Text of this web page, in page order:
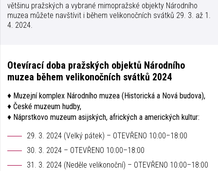
většinu pražských a vybrané mimopražské objekty Národního
muzea můžete navštívit i během velikonočních svátků 29. 3. až 1.
4. 2024.
Otevírací doba pražských objektů Národního
muzea během velikonočních svátků 2024
♦ Muzejní komplex Národního muzea (Historická a Nová budova),
♦ České muzeum hudby,
♦ Náprstkovo muzeum asijských, afrických a amerických kultur:
29. 3. 2024 (Velký pátek) – OTEVŘENO 10:00–18:00
30. 3. 2024 – OTEVŘENO 10:00–18:00
31. 3. 2024 (Neděle velikonoční) – OTEVŘENO 10:00–18:00